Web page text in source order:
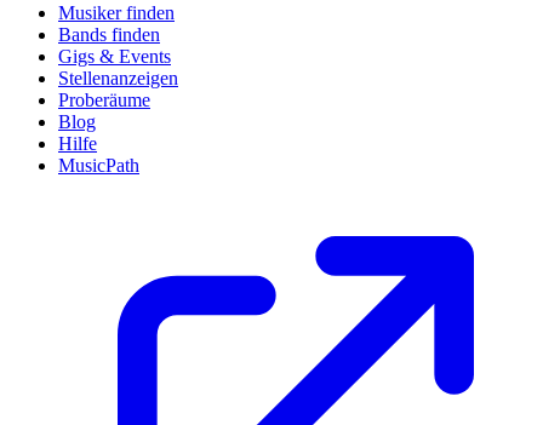
Musiker finden
Bands finden
Gigs & Events
Stellenanzeigen
Proberäume
Blog
Hilfe
MusicPath